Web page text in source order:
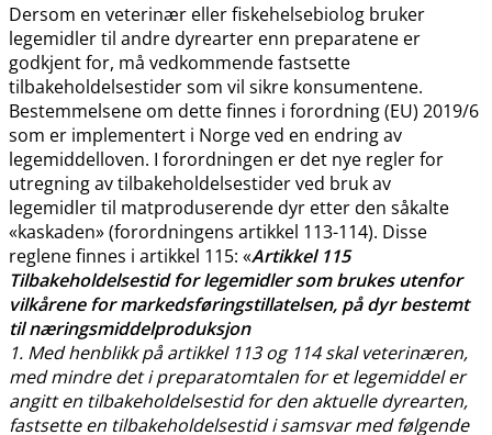
Dersom en veterinær eller fiskehelsebiolog bruker
legemidler til andre dyrearter enn preparatene er
godkjent for, må vedkommende fastsette
tilbakeholdelsestider som vil sikre konsumentene.
Bestemmelsene om dette finnes i forordning (EU) 2019/6
som er implementert i Norge ved en endring av
legemiddelloven. I forordningen er det nye regler for
utregning av tilbakeholdelsestider ved bruk av
legemidler til matproduserende dyr etter den såkalte
«kaskaden» (forordningens artikkel 113-114). Disse
reglene finnes i artikkel 115: «Artikkel 115
Tilbakeholdelsestid for legemidler som brukes utenfor
vilkårene for markedsføringstillatelsen, på dyr bestemt
til næringsmiddelproduksjon
1. Med henblikk på artikkel 113 og 114 skal veterinæren,
med mindre det i preparatomtalen for et legemiddel er
angitt en tilbakeholdelsestid for den aktuelle dyrearten,
fastsette en tilbakeholdelsestid i samsvar med følgende